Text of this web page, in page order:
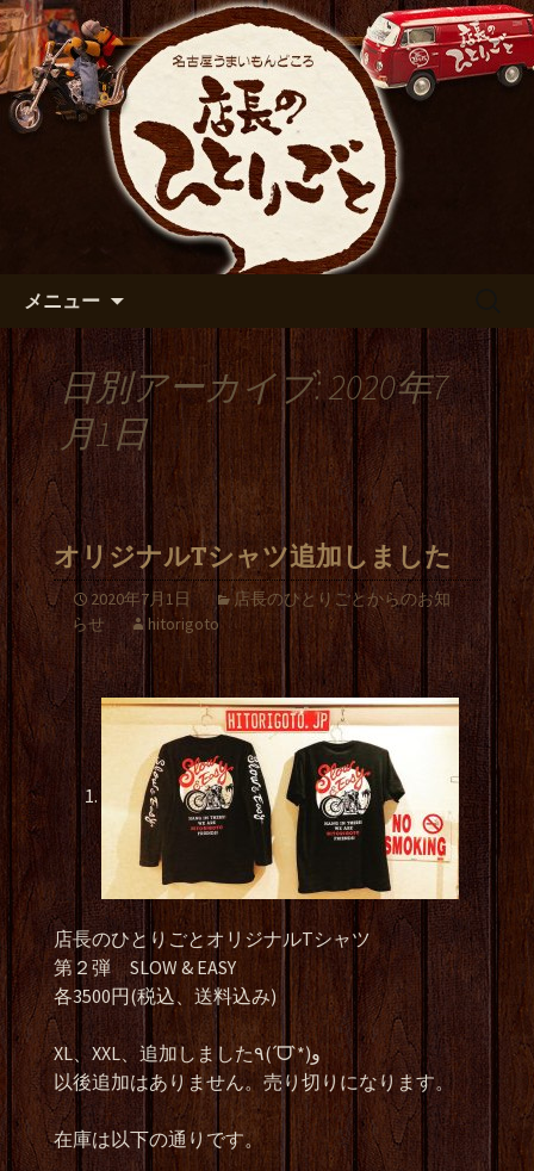
名古屋市伏見の居酒屋【店長の
ひとりごと】のブログ
出張や観光に名古屋めしがおすすめで
す
メニュー
日別アーカイブ: 2020年7
月1日
オリジナルTシャツ追加しました
2020年7月1日
店長のひとりごとからのお知
らせ
hitorigoto
店長のひとりごとオリジナルTシャツ
第２弾 SLOW & EASY
各3500円(税込、送料込み)
XL、XXL、追加しました٩(ˊᗜˋ*)و
以後追加はありません。売り切りになります。
在庫は以下の通りです。